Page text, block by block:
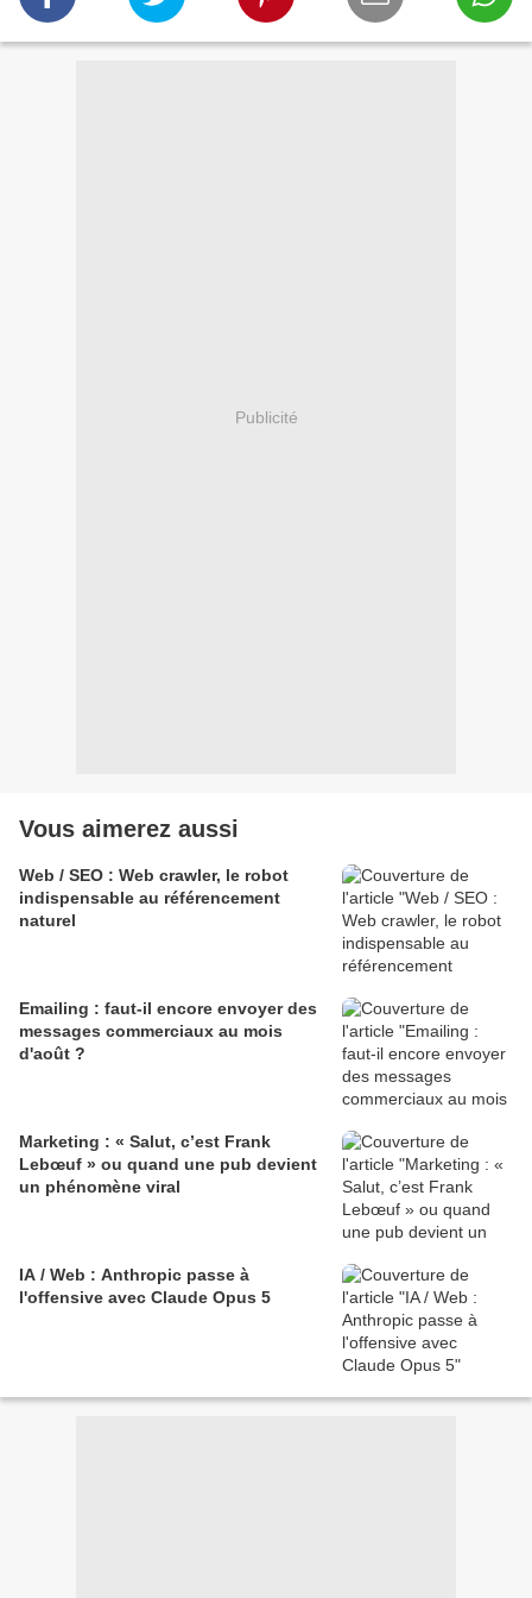
Publicité
Vous aimerez aussi
Web / SEO : Web crawler, le robot
indispensable au référencement
naturel
Emailing : faut-il encore envoyer des
messages commerciaux au mois
d'août ?
Marketing : « Salut, c’est Frank
Lebœuf » ou quand une pub devient
un phénomène viral
IA / Web : Anthropic passe à
l'offensive avec Claude Opus 5